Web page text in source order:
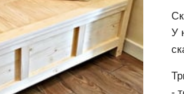
У